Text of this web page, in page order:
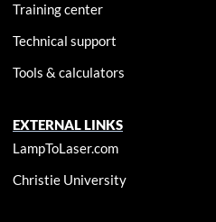
Training center
Technical support
Tools & calculators
EXTERNAL LINKS
LampToLaser.com
Christie University